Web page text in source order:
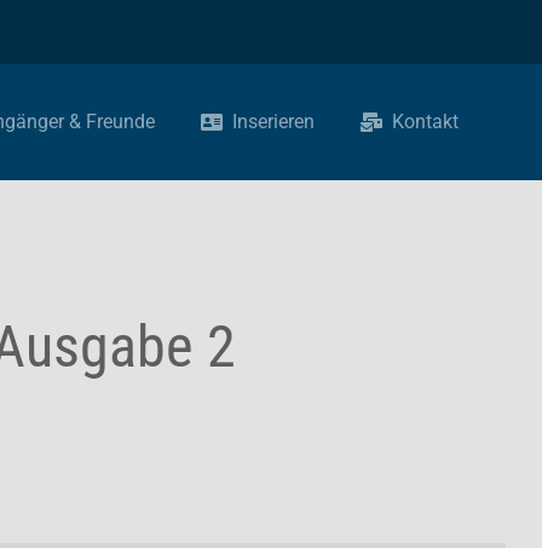
& Freunde Inserieren Kontakt
2